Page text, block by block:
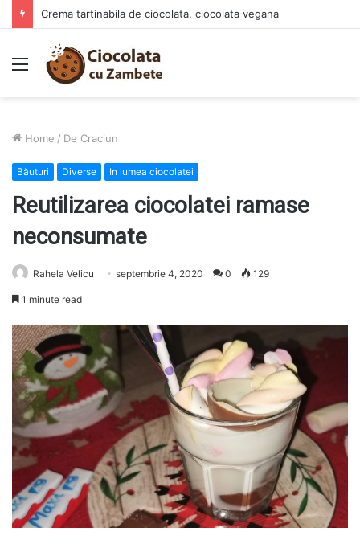
Crema tartinabila de ciocolata, ciocolata vegana
Menu
Home / De Craciun
Băuturi Diverse In lumea ciocolatei
Reutilizarea ciocolatei ramase
neconsumate
Rahela Velicu septembrie 4, 2020 0 129
1 minute read